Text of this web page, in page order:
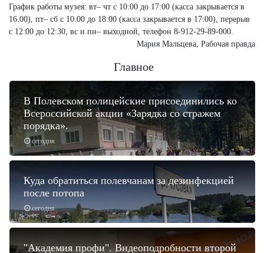
График работы музея: вт– чт с 10:00 до 17:00 (касса закрывается в
16.00), пт– сб с 10:00 до 18:00 (касса закрывается в 17:00), перерыв
с 12:00 до 12:30, вс и пн– выходной, телефон 8‑912‑29‑89‑000.
Мария Мальцева, Рабочая правда
Главное
сегодня
В Полевском полицейские присоединились ко
Всероссийской акции «Зарядка со стражем
порядка».
сегодня
Куда обратиться полевчанам за дезинфекцией
после потопа
"Академия профи". Видеоподробности второй